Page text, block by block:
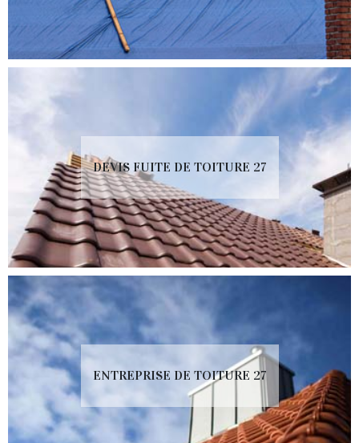
DEVIS FUITE DE TOITURE 27
ENTREPRISE DE TOITURE 27